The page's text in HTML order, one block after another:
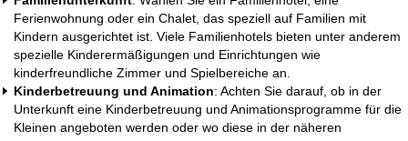
Ferienwohnung oder ein Chalet, das speziell auf Familien mit
Kindern ausgerichtet ist. Viele Familienhotels bieten unter anderem
spezielle Kinderermäßigungen und Einrichtungen wie
kinderfreundliche Zimmer und Spielbereiche an.
Kinderbetreuung und Animation: Achten Sie darauf, ob in der
Unterkunft eine Kinderbetreuung und Animationsprogramme für die
Kleinen angeboten werden oder wo diese in der näheren